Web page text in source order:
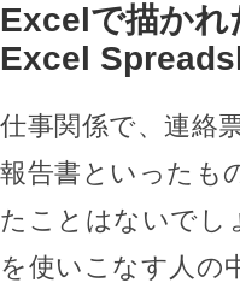
Excelで描か
Excel
仕事関係で、連絡
報告書といったも
たことはないでし
を使いこなす人の